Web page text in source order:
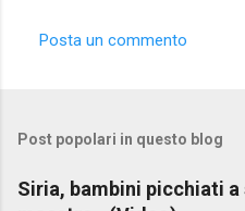
Posta un commento
Post popolari in questo blog
Siria, bambini picchiati